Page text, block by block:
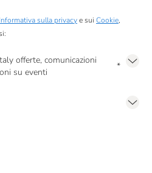
Informativa sulla privacye sui Cookie,
offerte, comunicazioni
su eventi
*
in caso di consenso prestato ai